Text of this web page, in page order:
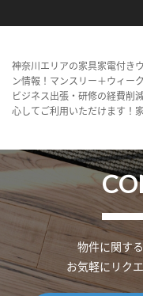
神奈川エリアの家具家電付き
ン情報！マンスリー＋ウィー
ビジネス出張・研修の経費削
心してご利用いただけます！
物件に関す
お気軽にリク